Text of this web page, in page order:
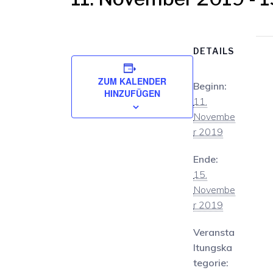
ZUM KALENDER
HINZUFÜGEN
DETAILS
Beginn:
11.
Novembe
r 2019
Ende:
15.
Novembe
r 2019
Veransta
ltungska
tegorie: